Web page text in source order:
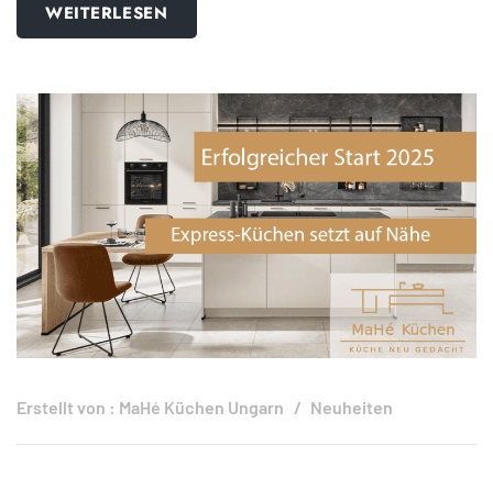
WEITERLESEN
Erstellt von : MaHé Küchen Ungarn Neuheiten